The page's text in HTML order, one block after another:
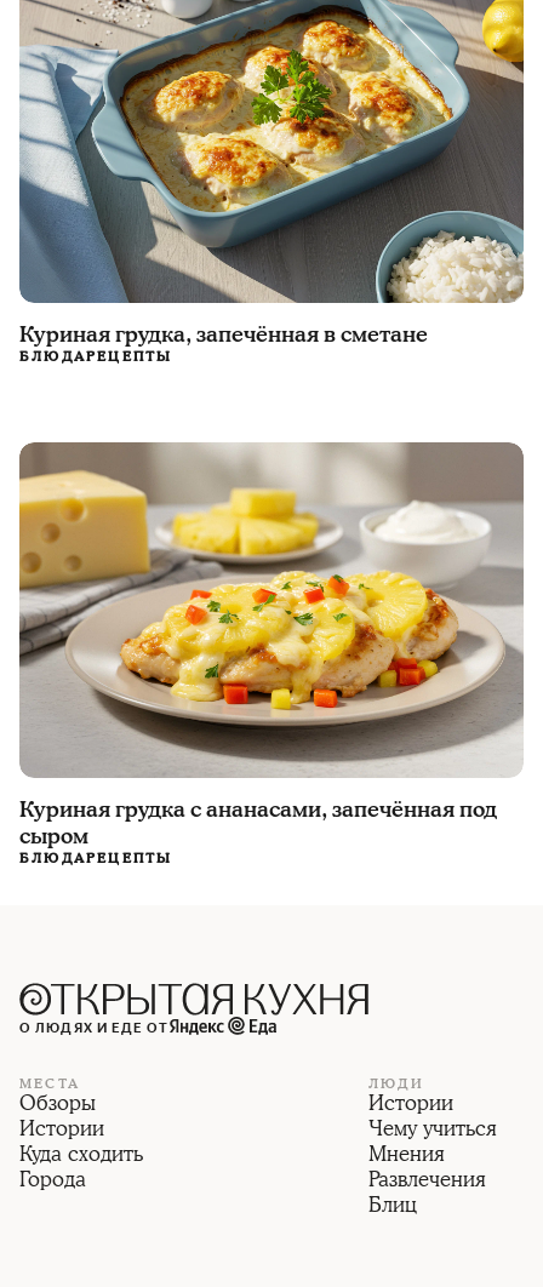
Куриная грудка, запечённая в сметане
БЛЮДАРЕЦЕПТЫ
Куриная грудка с ананасами, запечённая под
сыром
БЛЮДАРЕЦЕПТЫ
О ЛЮДЯХ И ЕДЕ ОТ
МЕСТА
Обзоры
Истории
Куда сходить
Города
ЛЮДИ
Истории
Чему учиться
Мнения
Развлечения
Блиц